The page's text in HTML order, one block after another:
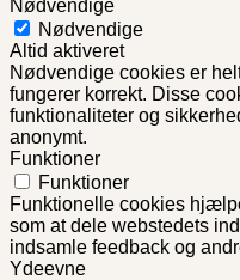
Nødvendige
Nødvendige
Altid aktiveret
Nødvendige cookies er
fungerer korrekt. Disse
funktionaliteter og
anonymt.
Funktioner
Funktioner
Funktionelle cookies
som at dele webstedets
indsamle feedback og
Ydeevne